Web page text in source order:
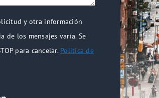
y otra información
de los mensajes varía. Se
para cancelar. Política de